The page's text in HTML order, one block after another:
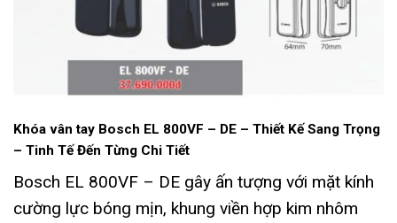
Khóa vân tay Bosch EL 800VF – DE – Thiết Kế Sang Trọng
– Tinh Tế Đến Từng Chi Tiết
Bosch EL 800VF – DE gây ấn tượng với mặt kính
cường lực bóng mịn, khung viền hợp kim nhôm